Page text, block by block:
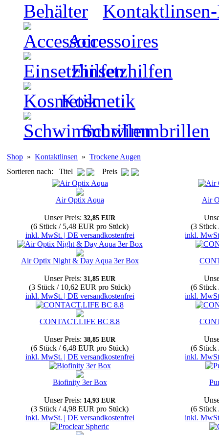
Accessoires
Einsetzhilfen
Kosmetik
Schwimmbrillen
Shop » Kontaktlinsen » Trockene Augen
Sortieren nach: Titel
Preis
Air Optix Aqua
Unser Preis: 32,85 EUR
(6 Stück / 5,48 EUR pro Stück)
inkl. MwSt. | DE versandkostenfrei
Air
(3 Stück
inkl.
Air Optix Night & Day Aqua 3er Box
Unser Preis: 31,85 EUR
(3 Stück / 10,62 EUR pro Stück)
inkl. MwSt. | DE versandkostenfrei
(6 Stück
inkl.
CONTACT.LIFE BC 8.8
Unser Preis: 38,85 EUR
(6 Stück / 6,48 EUR pro Stück)
inkl. MwSt. | DE versandkostenfrei
(6 Stück
inkl.
Biofinity 3er Box
Unser Preis: 14,93 EUR
(3 Stück / 4,98 EUR pro Stück)
inkl. MwSt. | DE versandkostenfrei
(6 Stück
inkl.